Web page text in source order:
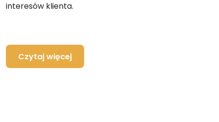
interesów klienta.
Czytaj więcej